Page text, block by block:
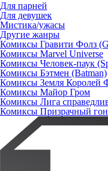
Для парней
Для девушек
Мистика/ужасы
Другие жанры
Комиксы Гравити Фолз
Комиксы Marvel Universe
Комиксы Человек-паук
Комиксы Бэтмен (Batman)
Комиксы Земля Королей
Комиксы Майор Гром
Комиксы Лига
Комиксы Призрачный